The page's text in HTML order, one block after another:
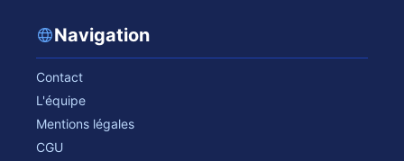
Navigation
Contact
L'équipe
Mentions légales
CGU